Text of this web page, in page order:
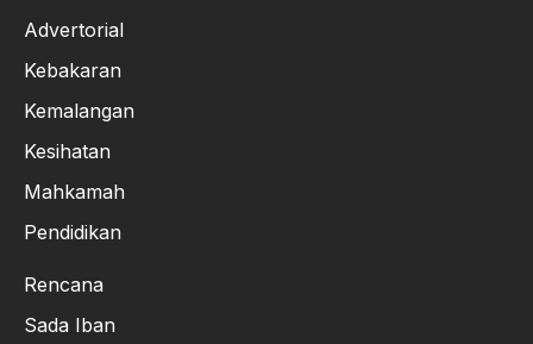
Advertorial
Kebakaran
Kemalangan
Kesihatan
Mahkamah
Pendidikan
Rencana
Sada Iban